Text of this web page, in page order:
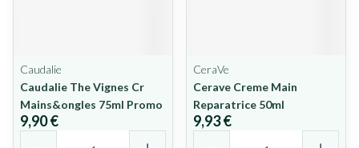
Caudalie
Caudalie The Vignes Cr
Mains&ongles 75ml Promo
9,90 €
CeraVe
Cerave Creme Main
Reparatrice 50ml
9,93 €